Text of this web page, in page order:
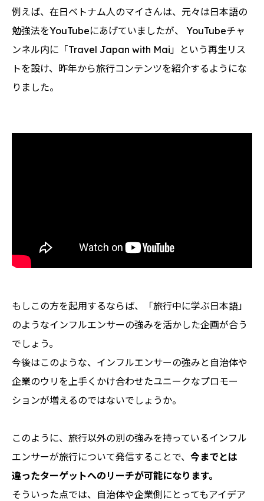
例えば、在日ベトナム人のマイさんは、元々は日本語の
勉強法をYouTubeにあげていましたが、 YouTubeチャ
ンネル内に「Travel Japan with Mai」という再生リス
トを設け、昨年から旅行コンテンツを紹介するようにな
りました。
もしこの方を起用するならば、「旅行中に学ぶ日本語」
のようなインフルエンサーの強みを活かした企画が合う
でしょう。
今後はこのような、インフルエンサーの強みと自治体や
企業のウリを上手くかけ合わせたユニークなプロモー
ションが増えるのではないでしょうか。
このように、旅行以外の別の強みを持っているインフル
エンサーが旅行について発信することで、 今までとは
違ったターゲットへのリーチが可能になります。
そういった点では、自治体や企業側にとってもアイデア